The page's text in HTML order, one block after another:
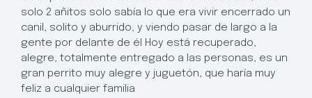
solo 2 añitos solo sabía lo que era vivir encerrado un
canil, solito y aburrido, y viendo pasar de largo a la
gente por delante de él Hoy está recuperado,
alegre, totalmente entregado a las personas, es un
gran perrito muy alegre y juguetón, que haría muy
feliz a cualquier familia